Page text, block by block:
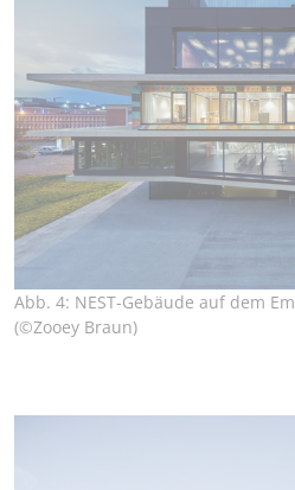
Abb. 4: NEST-Gebäude auf dem
(©Zooey Braun)